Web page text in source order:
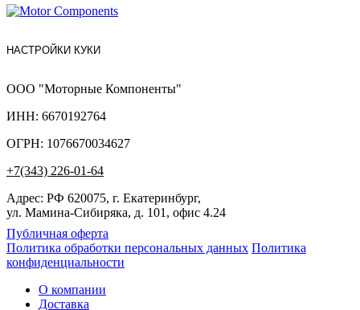
НАСТРОЙКИ КУКИ
ООО "Моторные Компоненты"
ИНН: 6670192764
ОГРН: 1076670034627
+7(343) 226-01-64
Адрес: РФ 620075, г. Екатеринбург,
ул. Мамина-Сибиряка, д. 101, офис 4.24
Публичная оферта
Политика обработки персональных данных Политика
конфиденциальности
О компании
Доставка